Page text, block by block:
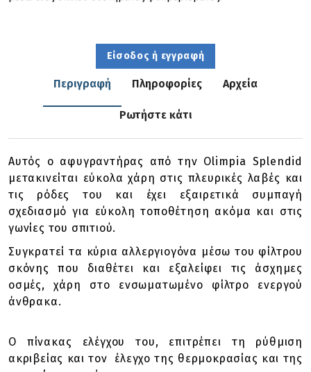
Είσοδος ή εγγραφή
Περιγραφή Πληροφορίες Αρχεία
Ρωτήστε κάτι
Αυτός ο αφυγραντήρας από την Olimpia Splendid
μετακινείται εύκολα χάρη στις πλευρικές λαβές και
τις ρόδες του και έχει εξαιρετικά συμπαγή
σχεδιασμό για εύκολη τοποθέτηση ακόμα και στις
γωνίες του σπιτιού.
Συγκρατεί τα κύρια αλλεργιογόνα μέσω του φίλτρου
σκόνης που διαθέτει και εξαλείφει τις άσχημες
οσμές, χάρη στο ενσωματωμένο φίλτρο ενεργού
άνθρακα.
Ο πίνακας ελέγχου του, επιτρέπει τη ρύθμιση
ακριβείας και τον έλεγχο της θερμοκρασίας και της